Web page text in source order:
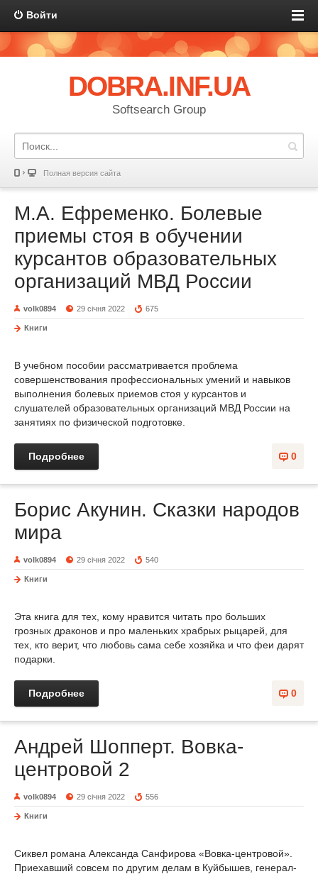
Войти
DOBRA.INF.UA
Softsearch Group
Полная версия сайта
М.А. Ефременко. Болевые
приемы стоя в обучении
курсантов образовательных
организаций МВД России
volk0894 29 січня 2022 675
Книги
В учебном пособии рассматривается проблема
совершенствования профессиональных умений и навыков
выполнения болевых приемов стоя у курсантов и
слушателей образовательных организаций МВД России на
занятиях по физической подготовке.
0
Подробнее
Борис Акунин. Сказки народов
мира
volk0894 29 січня 2022 540
Книги
Эта книга для тех, кому нравится читать про больших
грозных драконов и про маленьких храбрых рыцарей, для
тех, кто верит, что любовь сама себе хозяйка и что феи дарят
подарки.
0
Подробнее
Андрей Шопперт. Вовка-
центровой 2
volk0894 29 січня 2022 556
Книги
Сиквел романа Александа Санфирова «Вовка-центровой».
Приехавший совсем по другим делам в Куйбышев, генерал-